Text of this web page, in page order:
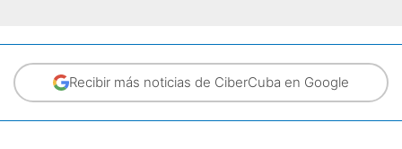
Recibir más noticias de CiberCuba en Google